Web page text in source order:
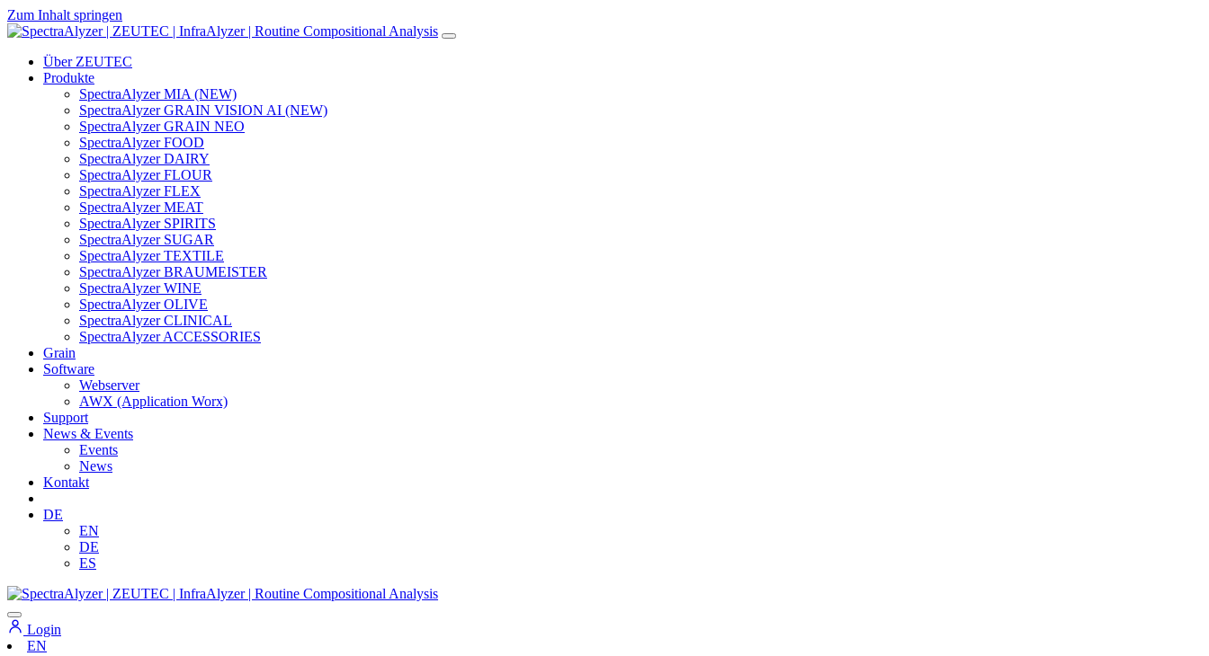
Zum Inhalt springen
Hauptnavigation
Über ZEUTEC
Produkte
SpectraAlyzer MIA (NEW)
SpectraAlyzer GRAIN VISION AI (NEW)
SpectraAlyzer GRAIN NEO
SpectraAlyzer FOOD
SpectraAlyzer DAIRY
SpectraAlyzer FLOUR
SpectraAlyzer FLEX
SpectraAlyzer MEAT
SpectraAlyzer SPIRITS
SpectraAlyzer SUGAR
SpectraAlyzer TEXTILE
SpectraAlyzer BRAUMEISTER
SpectraAlyzer WINE
SpectraAlyzer OLIVE
SpectraAlyzer CLINICAL
SpectraAlyzer ACCESSORIES
Grain
Software
Webserver
AWX (Application Worx)
Support
News & Events
Events
News
Kontakt
DE
EN
DE
ES
Login
EN